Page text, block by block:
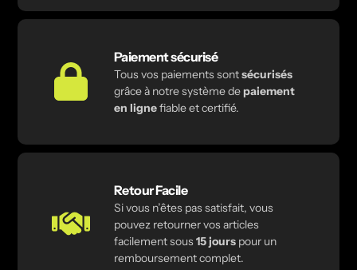
Paiement sécurisé
Tous vos paiements sontsécurisés
grâce à notre système depaiement
en lignefiable et certifié.
Retour Facile
Si vous n’êtes pas satisfait, vous
pouvez retourner vos articles
facilement sous15 jourspour un
remboursement complet.